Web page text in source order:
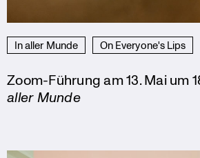
In aller Munde On Everyone's Lips
Zoom-Führung am 13. Mai um
aller Munde